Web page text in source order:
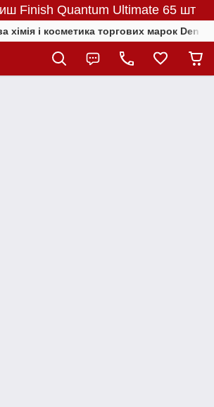
Finish Quantum Ultimate 65 шт
хімія і косметика торгових марок